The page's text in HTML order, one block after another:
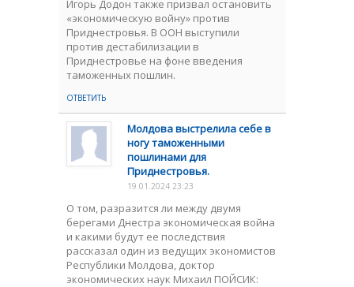
Игорь Додон также призвал остановить
«экономическую войну» против
Приднестровья. В ООН выступили
против дестабилизации в
Приднестровье на фоне введения
таможенных пошлин.
ОТВЕТИТЬ
Молдова выстрелила себе в
ногу таможенными
пошлинами для
Приднестровья.
19.01.2024 23:23
О том, разразится ли между двумя
берегами Днестра экономическая война
и какими будут ее последствия
рассказал один из ведущих экономистов
Республики Молдова, доктор
экономических наук Михаил ПОЙСИК: